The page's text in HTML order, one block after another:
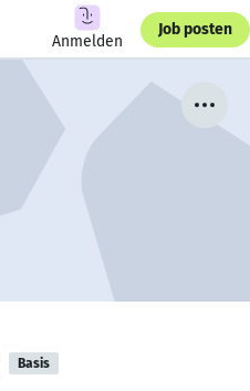
Anmelden
Job posten
Basis